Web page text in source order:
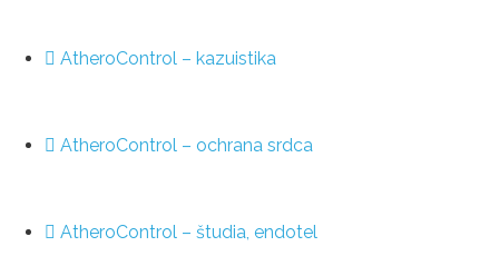
AtheroControl – kazuistika
AtheroControl – ochrana srdca
AtheroControl – študia, endotel